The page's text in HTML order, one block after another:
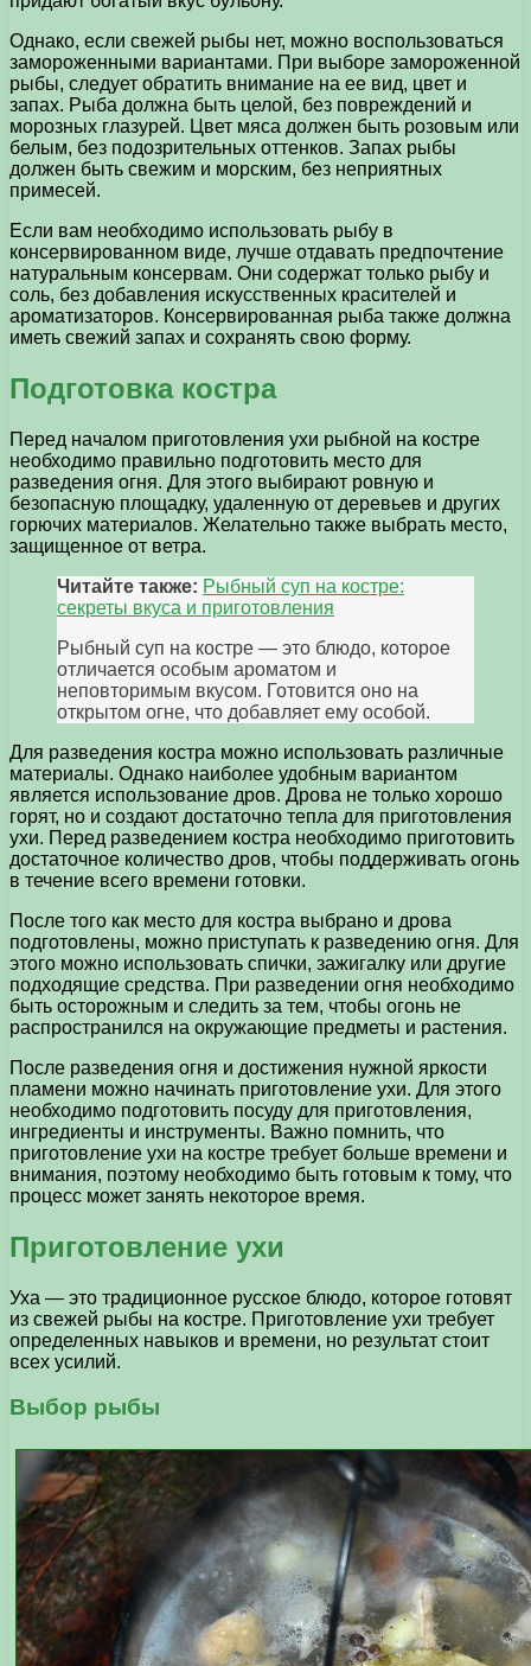
Однако, если свежей рыбы нет, можно воспользоваться
замороженными вариантами. При выборе замороженной
рыбы, следует обратить внимание на ее вид, цвет и
запах. Рыба должна быть целой, без повреждений и
морозных глазурей. Цвет мяса должен быть розовым или
белым, без подозрительных оттенков. Запах рыбы
должен быть свежим и морским, без неприятных
примесей.
Если вам необходимо использовать рыбу в
консервированном виде, лучше отдавать предпочтение
натуральным консервам. Они содержат только рыбу и
соль, без добавления искусственных красителей и
ароматизаторов. Консервированная рыба также должна
иметь свежий запах и сохранять свою форму.
Подготовка костра
Перед началом приготовления ухи рыбной на костре
необходимо правильно подготовить место для
разведения огня. Для этого выбирают ровную и
безопасную площадку, удаленную от деревьев и других
горючих материалов. Желательно также выбрать место,
защищенное от ветра.
Читайте также: Рыбный суп на костре:
секреты вкуса и приготовления
Рыбный суп на костре — это блюдо, которое
отличается особым ароматом и
неповторимым вкусом. Готовится оно на
открытом огне, что добавляет ему особой.
Для разведения костра можно использовать различные
материалы. Однако наиболее удобным вариантом
является использование дров. Дрова не только хорошо
горят, но и создают достаточно тепла для приготовления
ухи. Перед разведением костра необходимо приготовить
достаточное количество дров, чтобы поддерживать огонь
в течение всего времени готовки.
После того как место для костра выбрано и дрова
подготовлены, можно приступать к разведению огня. Для
этого можно использовать спички, зажигалку или другие
подходящие средства. При разведении огня необходимо
быть осторожным и следить за тем, чтобы огонь не
распространился на окружающие предметы и растения.
После разведения огня и достижения нужной яркости
пламени можно начинать приготовление ухи. Для этого
необходимо подготовить посуду для приготовления,
ингредиенты и инструменты. Важно помнить, что
приготовление ухи на костре требует больше времени и
внимания, поэтому необходимо быть готовым к тому, что
процесс может занять некоторое время.
Приготовление ухи
Уха — это традиционное русское блюдо, которое готовят
из свежей рыбы на костре. Приготовление ухи требует
определенных навыков и времени, но результат стоит
всех усилий.
Выбор рыбы